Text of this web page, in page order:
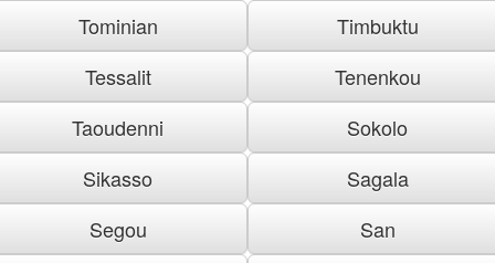
Tominian
Timbuktu
Tessalit
Tenenkou
Taoudenni
Sokolo
Sikasso
Sagala
Segou
San